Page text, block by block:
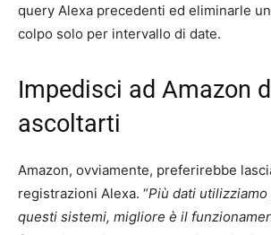
query Alexa precedenti ed eliminarle
colpo solo per intervallo di date.
Impedisci ad Amazon
ascoltarti
Amazon, ovviamente, preferirebbe
registrazioni Alexa. “Più dati
questi sistemi, migliore è il